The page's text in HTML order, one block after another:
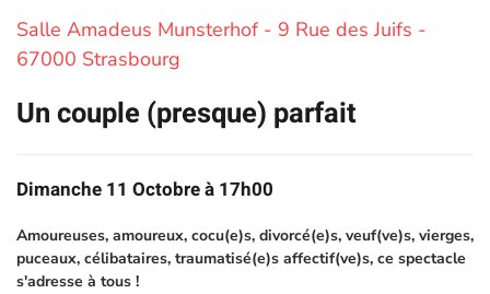
Salle Amadeus Munsterhof - 9 Rue des Juifs -
67000 Strasbourg
Un couple (presque) parfait
Dimanche 11 Octobre à 17h00
Amoureuses, amoureux, cocu(e)s, divorcé(e)s, veuf(ve)s, vierges,
puceaux, célibataires, traumatisé(e)s affectif(ve)s, ce spectacle
s'adresse à tous !